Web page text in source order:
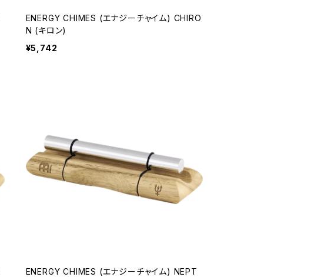
ENERGY CHIMES (エナジーチャイム) CHIRO
N (キロン)
¥5,742
ENERGY CHIMES (エナジーチャイム) NEPT